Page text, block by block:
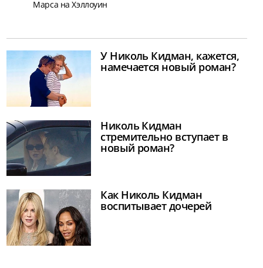
Марса на Хэллоуин
У Николь Кидман, кажется,
намечается новый роман?
Николь Кидман
стремительно вступает в
новый роман?
Как Николь Кидман
воспитывает дочерей